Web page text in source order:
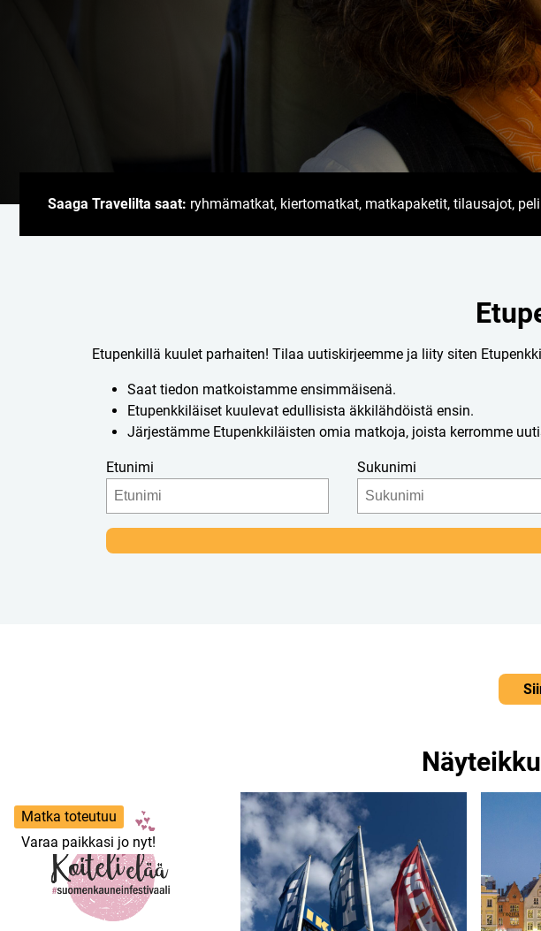
Saaga Travelilta saat: ryhmämatkat, kiertomatkat, matkapaketit, tilausajot,
Etupenkillä kuulet parhaiten! Tilaa uutiskirjeemme ja liity siten
Saat tiedon matkoistamme ensimmäisenä.
Etupenkkiläiset kuulevat edullisista äkkilähdöistä ensin.
Järjestämme Etupenkkiläisten omia matkoja, joista kerromme
Etunimi Sukunimi
Matka toteutuu
Varaa paikkasi jo nyt!